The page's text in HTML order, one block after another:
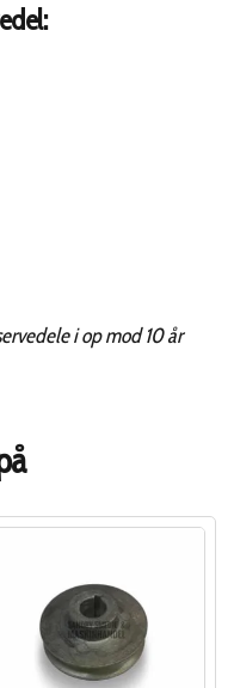
i op mod 10 år